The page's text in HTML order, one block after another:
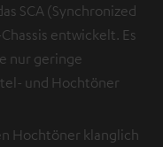
SCA (Synchronized
entwickelt. Es
nur geringe
und Hochtöner
Hochtöner klanglich